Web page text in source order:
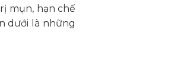
mụn, hạn chế
dưới là những